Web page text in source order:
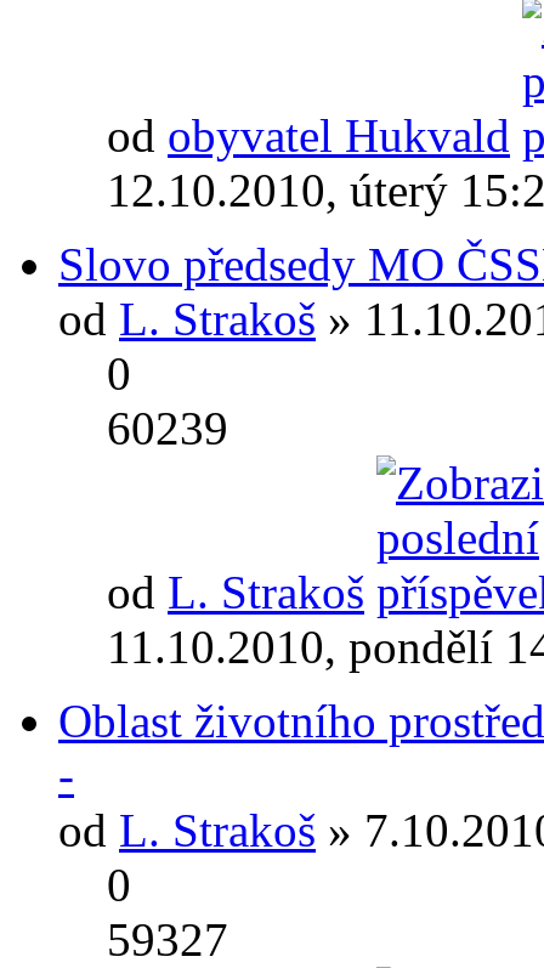
od obyvatel Hukvald
12.10.2010, úterý
Slovo předsedy MO
od L. Strakoš »
0
60239
od L. Strakoš
11.10.2010, pondělí
Oblast životního
-
od L. Strakoš »
0
59327